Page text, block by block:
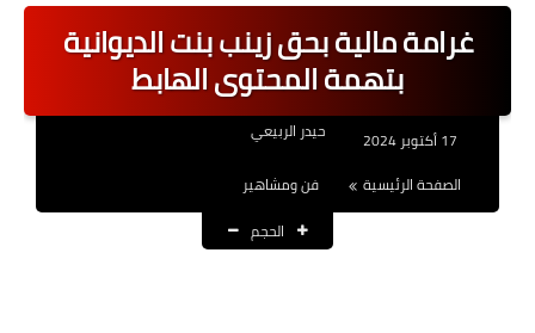
اخبار القطاع العام
اخبار القطاع الخاص
العقود والاجور اليومية
غرامة مالية بحق زينب بنت الديوانية
بتهمة المحتوى الهابط
حيدر الربيعي
الصفحة الرئيسية
فن ومشاهير
الحجم